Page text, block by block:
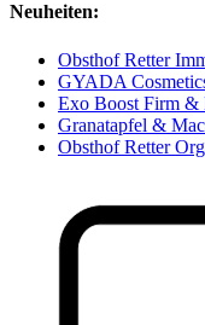
Neuheiten:
Obsthof Retter
GYADA
Exo Boost Firm &
Granatapfel &
Obsthof Retter